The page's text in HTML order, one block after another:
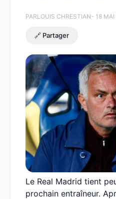
PARLOUIS CHRESTIAN- 18
🔗 Partager
Le Real Madrid tient
prochain entraîneur.